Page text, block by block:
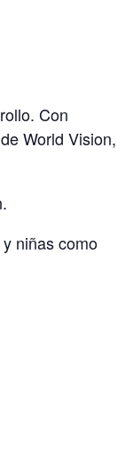
Con
World Vision,
.
niñas como